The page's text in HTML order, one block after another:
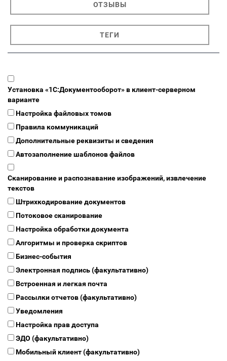
ОТЗЫВЫ
ТЕГИ
Установка «1С:Документооборот» в клиент-серверном
варианте
Настройка файловых томов
Правила коммуникаций
Дополнительные реквизиты и сведения
Автозаполнение шаблонов файлов
Сканирование и распознавание изображений, извлечение
текстов
Штрихкодирование документов
Потоковое сканирование
Настройка обработки документа
Алгоритмы и проверка скриптов
Бизнес-события
Электронная подпись (факультативно)
Встроенная и легкая почта
Рассылки отчетов (факультативно)
Уведомления
Настройка прав доступа
ЭДО (факультативно)
Мобильный клиент (факультативно)